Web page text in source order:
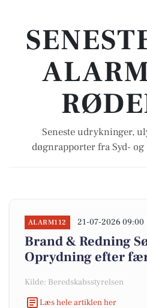
Seneste udrykninger,
døgnrapporter fra Syd-
ALARM112 21-07-2026 09:00
Brand & Redning
Oprydning efter
Kilde: Beredskabsstyrelsen
Læs hele artiklen her